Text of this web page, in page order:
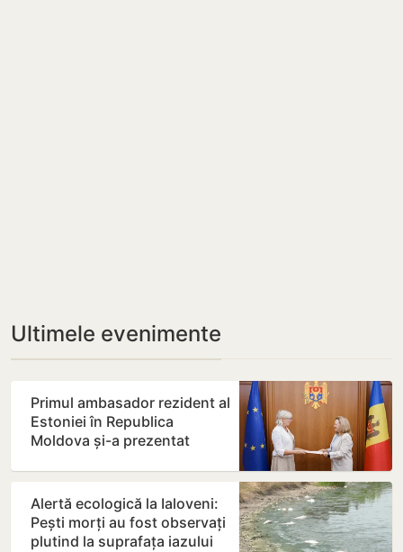
Ultimele evenimente
Primul ambasador rezident al
Estoniei în Republica
Moldova și-a prezentat
Alertă ecologică la Ialoveni:
Pești morți au fost observați
plutind la suprafața iazului